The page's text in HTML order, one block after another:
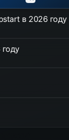
в 2026 году